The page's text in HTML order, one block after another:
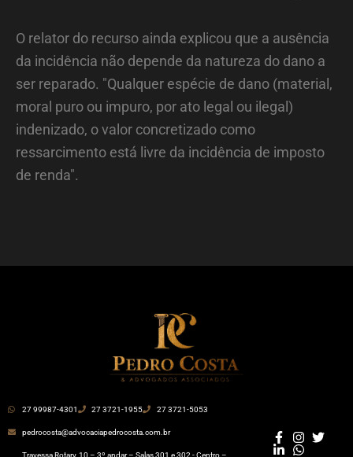
O relator do recurso ainda explicou que a ausência
da incidência não depende da natureza do dano a
ser reparado. "Qualquer espécie de dano (material,
moral puro ou impuro, por ato legal ou ilegal)
indenizado, o valor concretizado como
ressarcimento está livre da incidência de imposto
de renda".
27 99987-4301 27 3721-1955 27 3721-5053
pedrocosta@advocaciapedrocosta.com.br
Travessa Rotary, 10 – 3º andar – Salas 301 e 302 - Centro –